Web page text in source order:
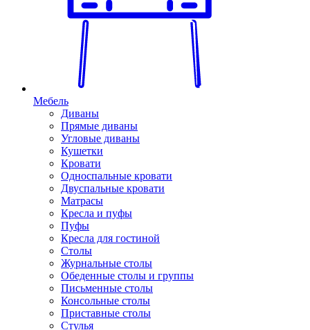
Мебель
Диваны
Прямые диваны
Угловые диваны
Кушетки
Кровати
Односпальные кровати
Двуспальные кровати
Матрасы
Кресла и пуфы
Пуфы
Кресла для гостиной
Столы
Журнальные столы
Обеденные столы и группы
Письменные столы
Консольные столы
Приставные столы
Стулья